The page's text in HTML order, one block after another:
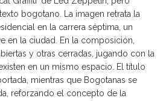
bogotano. La imagen retrata la
en la carrera séptima, un
en la ciudad. En la composición,
y otras cerradas, jugando con la
en un mismo espacio. El título
mientras que Bogotanas se
reforzando el concepto de la